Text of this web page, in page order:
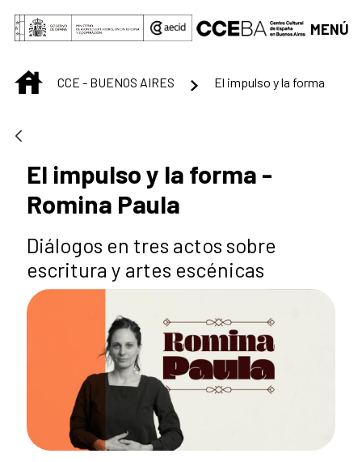
Saltar al contenido principal
MENÚ
INICIOCCE - BUENOS AIRES El impulso y la forma
El impulso y la forma -
Romina Paula
Diálogos en tres actos sobre
escritura y artes escénicas